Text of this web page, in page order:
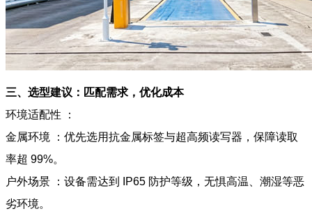
三、选型建议：匹配需求，优化成本
环境适配性 ：
金属环境 ：优先选用抗金属标签与超高频读写器，保障读取
率超 99%。
户外场景 ：设备需达到 IP65 防护等级，无惧高温、潮湿等恶
劣环境。